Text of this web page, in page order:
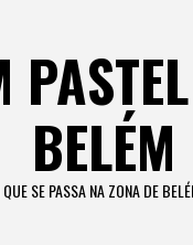
BELÉM
SE PASSA NA ZONA DE